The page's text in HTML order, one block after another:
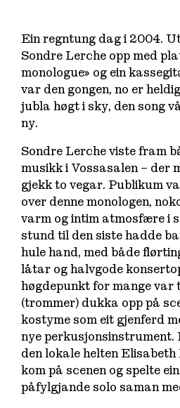
Ein regntung dag i 2004.
Sondre Lerche opp med
monologue» og ein
var den gongen, no er
jubla høgt i sky, den song
ny.
Sondre Lerche viste fram
musikk i Vossasalen – der
gjekk to vegar. Publikum
over denne monologen,
varm og intim atmosfære i
stund til den siste hadde
hule hand, med både
låtar og halvgode
høgdepunkt for mange var
(trommer) dukka opp på
kostyme som eit gjenferd
nye perkusjonsinstrument.
den lokale helten
kom på scenen og spelte
påfylgjande solo saman